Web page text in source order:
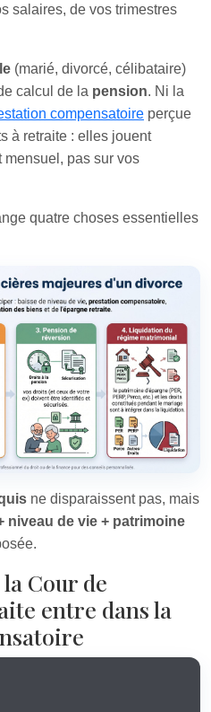
salaires, de vos trimestres
(marié, divorcé, célibataire)
calcul de la pension. Ni la
compensatoire perçue
à retraite : elles jouent
mensuel, pas sur vos
quatre choses essentielles
ne disparaissent pas, mais
niveau de vie + patrimoine
Cour de
entre dans la